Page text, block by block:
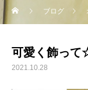
ブログ
可愛く飾っ
2021.10.28